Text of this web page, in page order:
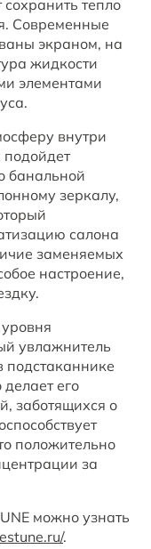
тепло
Современные
экраном, на
жидкости
элементами
внутри
подойдет
банальной
зеркалу,
салона
заменяемых
настроение,
увлажнитель
подстаканнике
его
заботящихся о
положительно
за
можно узнать
.